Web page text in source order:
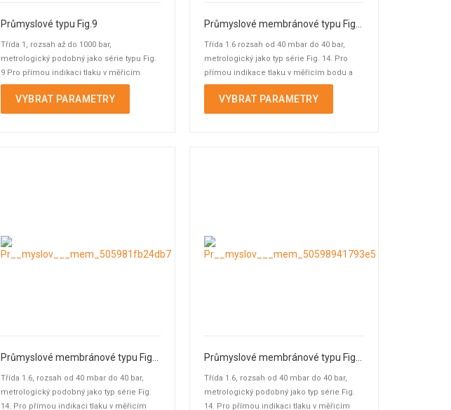
Průmyslové typu Fig.9
Třída 1, rozsah až do 1000 bar,
metrologický podobný jako série typu Fig.
9 Pro přímou indikaci tlaku v měřicím
bodu a současné ...
VYBRAT PARAMETRY
Třída 1.6 rozsah od 40 mbar do 40 bar,
metrologický jako typ série Fig. 14. Pro
přímou indikace tlaku v měřicím bodu a
současné ...
VYBRAT PARAMETRY
Třída 1.6, rozsah od 40 mbar do 40 bar,
metrologický podobný jako typ série Fig.
14. Pro přímou indikaci tlaku v měřicím
Třída 1.6, rozsah od 40 mbar do 40 bar,
metrologický podobný jako typ série Fig.
14. Pro přímou indikaci tlaku v měřicím